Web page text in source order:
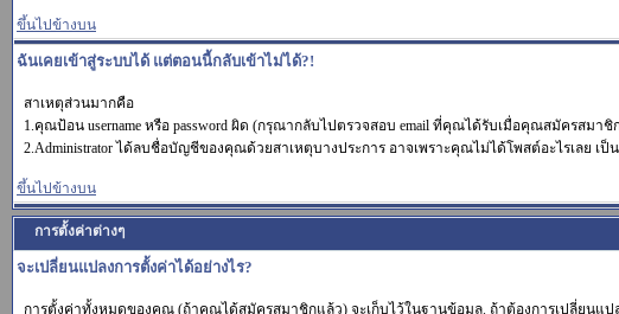
ขึ้นไปข้างบน
ฉันเคยเข้าสู่ระบบได้ แต่ตอนนี้กลับเข้าไม่ได้?!
สาเหตุส่วนมากคือ
1.คุณป้อน username หรือ password ผิด (กรุณากลับไปตรวจสอบ email ที่คุณได้รับเมื่อคุณสมัครสมาชิ
2.Administrator ได้ลบชื่อบัญชีของคุณด้วยสาเหตุบางประการ อาจเพราะคุณไม่ได้โพสต์อะไรเลย
ขึ้นไปข้างบน
การตั้งค่าต่างๆ
จะเปลี่ยนแปลงการตั้งค่าได้อย่างไร?
การตั้งค่าทั้งหมดของคุณ (ถ้าคุณได้สมัครสมาชิกแล้ว) จะเก็บไว้ในฐานข้อมูล. ถ้าต้องการเปลี่ยนแป